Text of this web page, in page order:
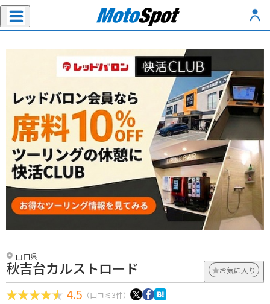
山口県
秋吉台カルストロード お気に入り
4.5 （口コミ3件）